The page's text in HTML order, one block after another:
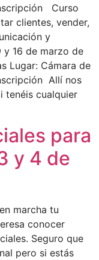
Curso
clientes, vender,
y
16 de marzo de
Lugar: Cámara de
Allí nos
tenéis cualquier
para
y 4 de
marcha tu
conocer
Seguro que
pero si estás